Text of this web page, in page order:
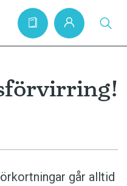
går alltid